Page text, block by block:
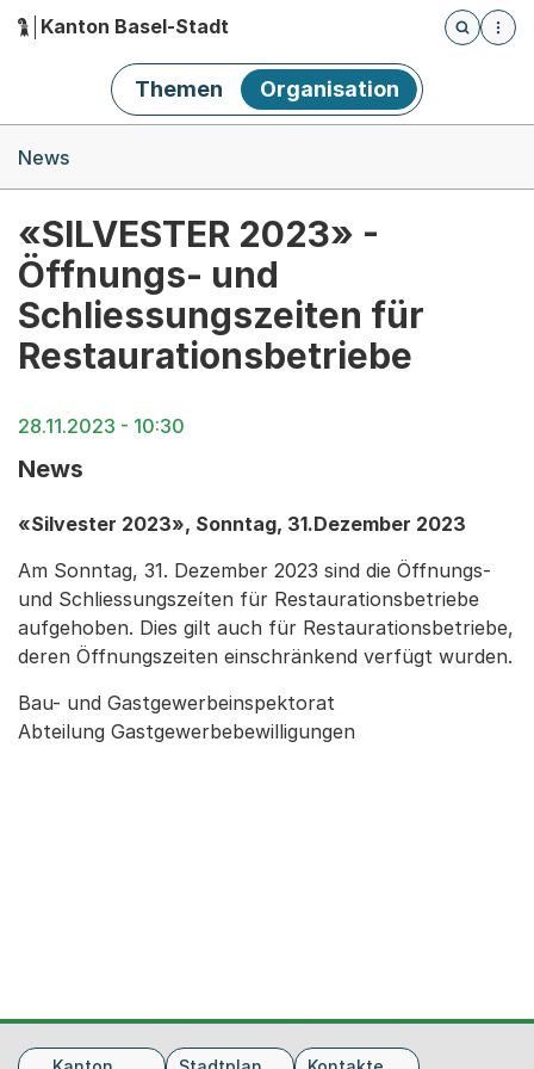
Hauptnavigation
Kanton Basel-Stadt
Öffnet
Themen Organisation
News
«SILVESTER 2023» -
Öffnungs- und
Schliessungszeiten für
Restaurationsbetriebe
28.11.2023 - 10:30
News
«Silvester 2023», Sonntag, 31.Dezember 2023
Am Sonntag, 31. Dezember 2023 sind die Öffnungs-
und Schliessungszeíten für Restaurationsbetriebe
aufgehoben. Dies gilt auch für Restaurationsbetriebe,
deren Öffnungszeiten einschränkend verfügt wurden.
Bau- und Gastgewerbeinspektorat
Abteilung Gastgewerbebewilligungen
Fusszeile